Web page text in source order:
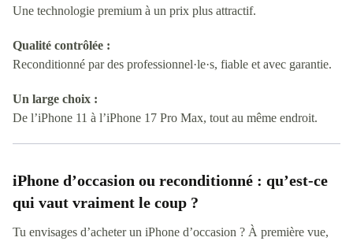
Une technologie premium à un prix plus attractif.
Qualité contrôlée :
Reconditionné par des professionnel·le·s, fiable et avec garantie.
Un large choix :
De l’iPhone 11 à l’iPhone 17 Pro Max, tout au même endroit.
iPhone d’occasion ou reconditionné : qu’est-ce
qui vaut vraiment le coup ?
Tu envisages d’acheter un iPhone d’occasion ? À première vue,